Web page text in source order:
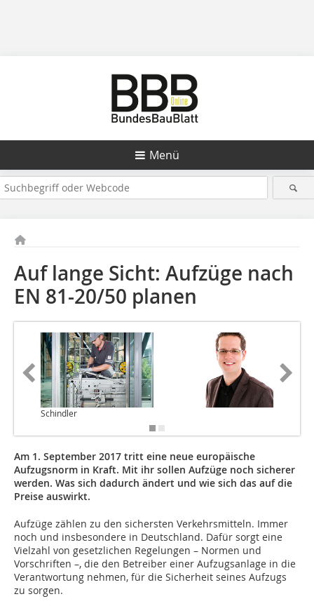
Menü
Auf lange Sicht: Aufzüge nach
EN 81-20/50 planen
Schindler
Am 1. September 2017 tritt eine neue europäische
Aufzugsnorm in Kraft. Mit ihr sollen Aufzüge noch sicherer
werden. Was sich dadurch ändert und wie sich das auf die
Preise auswirkt.
Aufzüge zählen zu den sichersten Verkehrsmitteln. Immer
noch und insbesondere in Deutschland. Dafür sorgt eine
Vielzahl von gesetzlichen Regelungen – Normen und
Vorschriften –, die den Betreiber einer Aufzugsanlage in die
Verantwortung nehmen, für die Sicherheit seines Aufzugs
zu sorgen.